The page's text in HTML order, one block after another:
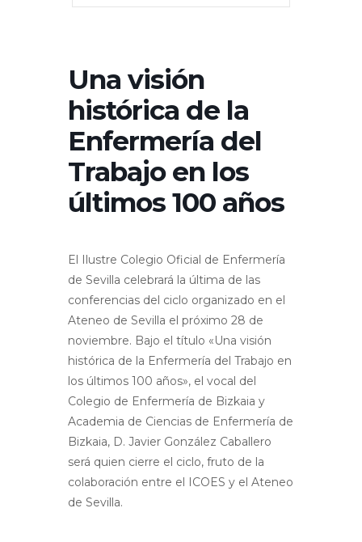
Una visión
histórica de la
Enfermería del
Trabajo en los
últimos 100 años
El Ilustre Colegio Oficial de Enfermería
de Sevilla celebrará la última de las
conferencias del ciclo organizado en el
Ateneo de Sevilla el próximo 28 de
noviembre. Bajo el título «Una visión
histórica de la Enfermería del Trabajo en
los últimos 100 años», el vocal del
Colegio de Enfermería de Bizkaia y
Academia de Ciencias de Enfermería de
Bizkaia, D. Javier González Caballero
será quien cierre el ciclo, fruto de la
colaboración entre el ICOES y el Ateneo
de Sevilla.